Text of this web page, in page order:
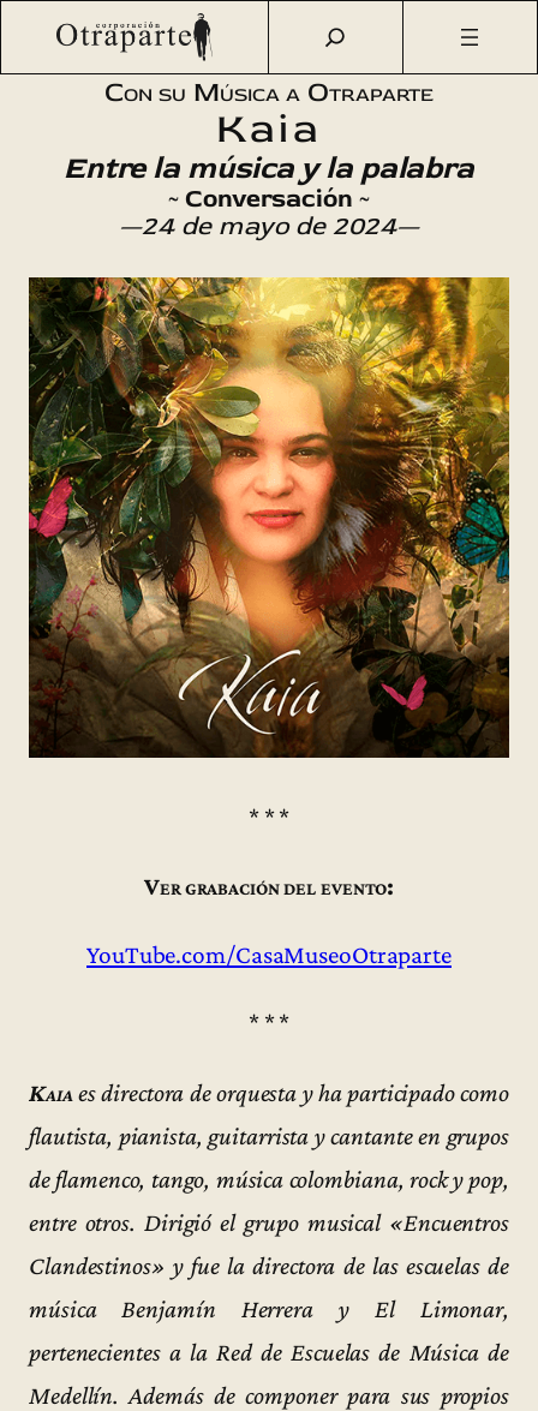
Saltar
Otraparte.org/Agenda Cultural Música
Entre la música
Con su Música a Otraparte
Kaia
Entre la música y la palabra
~ Conversación ~
—24 de mayo de 2024—
* * *
Ver grabación del evento:
YouTube.com/CasaMuseoOtraparte
* * *
Kaia es directora de orquesta y ha participado como
flautista, pianista, guitarrista y cantante en grupos
de flamenco, tango, música colombiana, rock y pop,
entre otros. Dirigió el grupo musical «Encuentros
Clandestinos» y fue la directora de las escuelas de
música Benjamín Herrera y El Limonar,
pertenecientes a la Red de Escuelas de Música de
Medellín. Además de componer para sus propios